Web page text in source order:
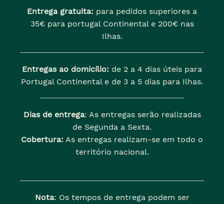
Entrega gratuita: para pedidos superiores a
35€ para portugal Continental e 200€ nas
Ilhas.
Entregas ao domicílio: de 2 a 4 dias úteis para
Portugal Continental e de 3 a 5 dias para Ilhas.
Dias de entrega: As entregas serão realizadas
de Segunda a Sexta.
Cobertura: As entregas realizam-se em todo o
território nacional.
Nota: Os tempos de entrega podem ser